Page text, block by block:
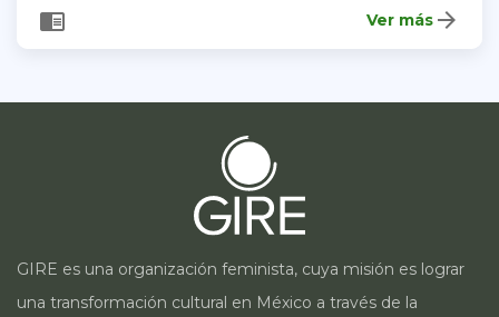
chrome_reader_mode Ver más arrow_forward
GIRE es una organización feminista, cuya misión es lograr
una transformación cultural en México a través de la